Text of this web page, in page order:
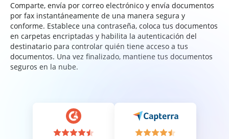
Comparte, envía por correo electrónico y envía documentos
por fax instantáneamente de una manera segura y
conforme. Establece una contraseña, coloca tus documentos
en carpetas encriptadas y habilita la autenticación del
destinatario para controlar quién tiene acceso a tus
documentos. Una vez finalizado, mantiene tus documentos
seguros en la nube.